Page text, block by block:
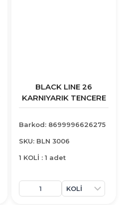
BLACK LINE 26
KARNIYARIK TENCERE
Barkod: 8699996626275
SKU: BLN 3006
1 KOLİ : 1 adet